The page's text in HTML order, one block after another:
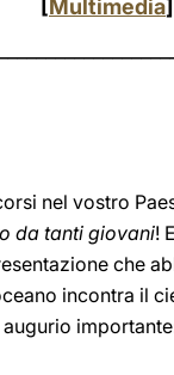
[Multimedia]
nel vostro
da tanti giovani!
che
incontra il